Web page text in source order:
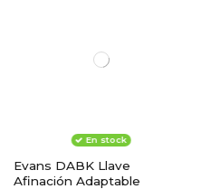
En stock
Evans DABK Llave
Afinación Adaptable